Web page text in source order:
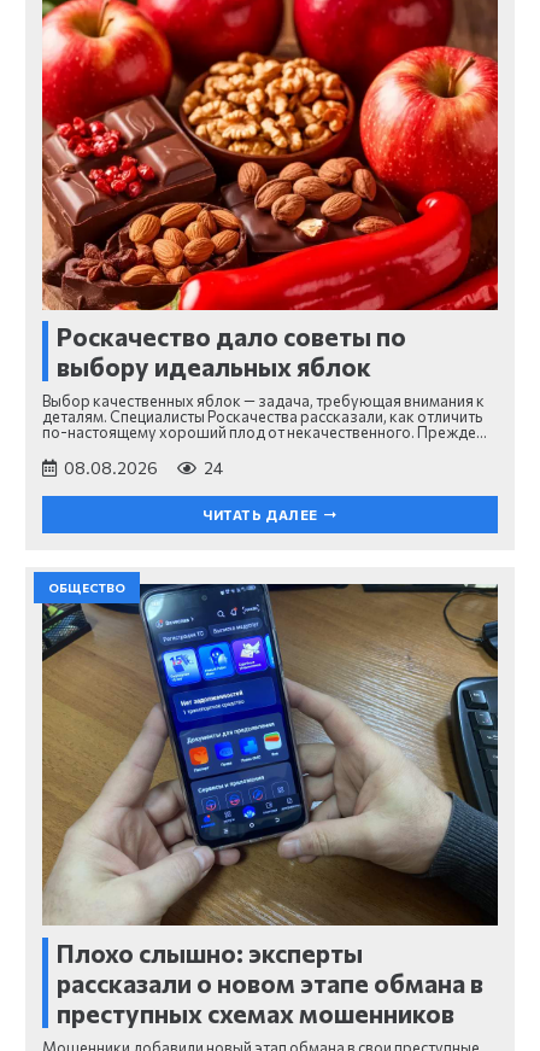
Роскачество дало советы по
выбору идеальных яблок
Выбор качественных яблок — задача, требующая внимания к
деталям. Специалисты Роскачества рассказали, как отличить
по-настоящему хороший плод от некачественного. Прежде…
08.08.2026 24
ЧИТАТЬ ДАЛЕЕ
ОБЩЕСТВО
Плохо слышно: эксперты
рассказали о новом этапе обмана в
преступных схемах мошенников